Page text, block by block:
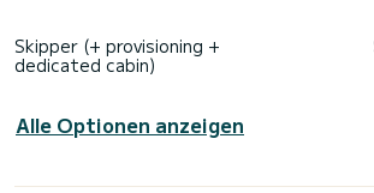
Skipper (+ provisioning +
dedicated cabin)
Alle Optionen anzeigen